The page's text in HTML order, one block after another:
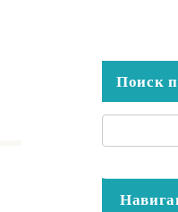
Поиск